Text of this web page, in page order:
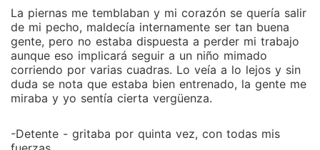
el micrófono, Emilia se levanta y la reportera suelta
un comentario. -Que se puede esperar de las
secretarias, usualmente son las amantes - ríe en voz
baja y luego alza la mirada para ver el ceño fruncido
de la joven. Ella camina rápido y choca con fuerza
con alguien y mira hacia arriba. Se miran por unos
antes" - siempre se lo repite. Emilia Vladi y Edu
La piernas me temblaban y mi corazón se quería salir
de mi pecho, maldecía internamente ser tan buena
gente, pero no estaba dispuesta a perder mi trabajo
aunque eso implicará seguir a un niño mimado
corriendo por varias cuadras. Lo veía a lo lejos y sin
duda se nota que estaba bien entrenado, la gente me
miraba y yo sentía cierta vergüenza.
-Detente - gritaba por quinta vez, con todas mis